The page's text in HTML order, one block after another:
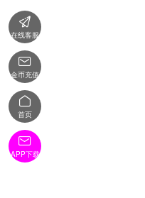

在线客服

金币充值

首页

APP下载